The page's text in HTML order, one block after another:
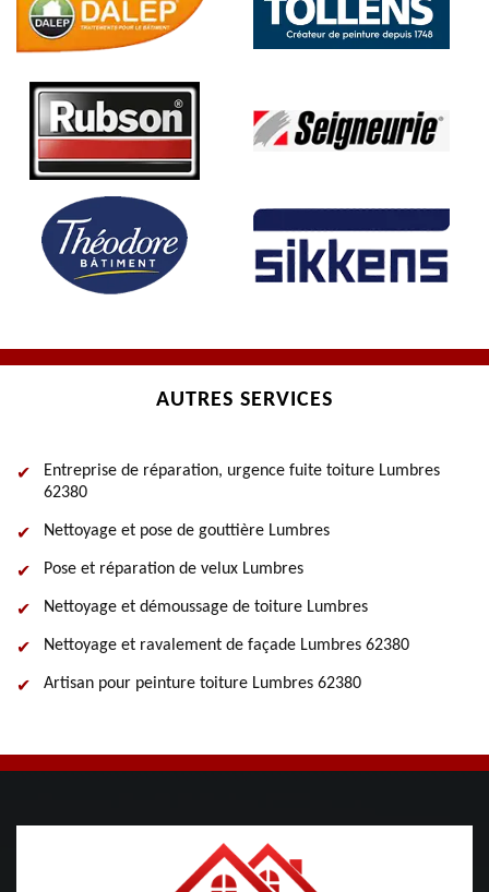
AUTRES SERVICES
Entreprise de réparation, urgence fuite toiture Lumbres
62380
Nettoyage et pose de gouttière Lumbres
Pose et réparation de velux Lumbres
Nettoyage et démoussage de toiture Lumbres
Nettoyage et ravalement de façade Lumbres 62380
Artisan pour peinture toiture Lumbres 62380